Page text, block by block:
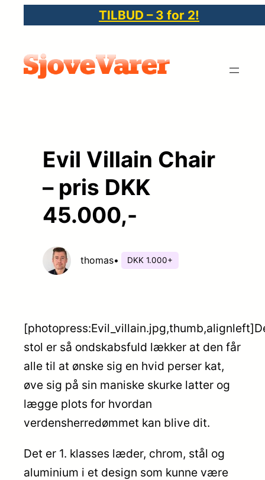
indhold
TILBUD – 3 for 2!
Evil Villain Chair
– pris DKK
45.000,-
thomas• DKK 1.000+
stol er så ondskabsfuld lækker at den får
alle til at ønske sig en hvid perser kat,
øve sig på sin maniske skurke latter og
lægge plots for hvordan
verdensherredømmet kan blive dit.
Det er 1. klasses læder, chrom, stål og
aluminium i et design som kunne være